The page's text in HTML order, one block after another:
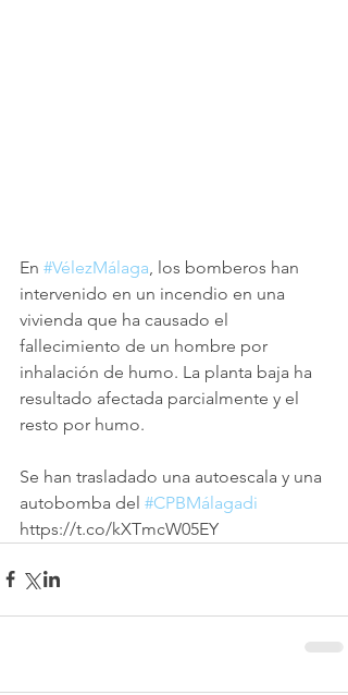
En #VélezMálaga , los bomberos han
intervenido en un incendio en una
vivienda que ha causado el
fallecimiento de un hombre por
inhalación de humo. La planta baja ha
resultado afectada parcialmente y el
resto por humo.
Se han trasladado una autoescala y una
autobomba del #CPBMálagadi
https://t.co/kXTmcW05EY